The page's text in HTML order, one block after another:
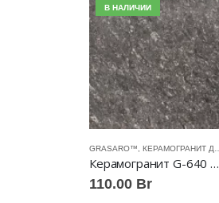
В НАЛИЧИИ
GRASARO™ КЕРАМОГРАНИТ ДЛЯ ПАМЯТНИКОВ
Керамогранит G-640 PR черный полированный 60*60 Grasaro™
110.00 Br